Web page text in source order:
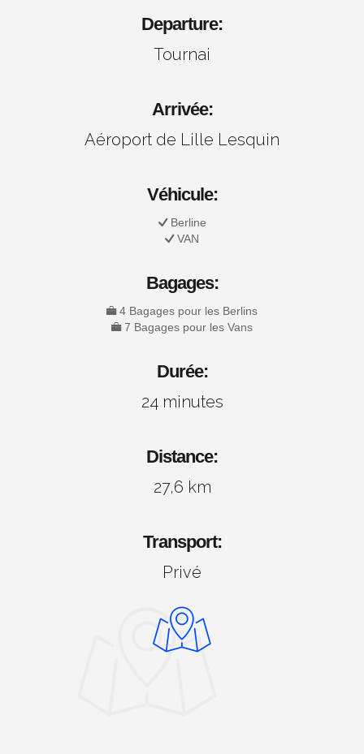
Departure:
Tournai
Arrivée:
Aéroport de Lille Lesquin
Véhicule:
Berline
VAN
Bagages:
4 Bagages pour les Berlins
7 Bagages pour les Vans
Durée:
24 minutes
Distance:
27,6 km
Transport:
Privé